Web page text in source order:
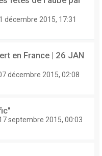
décembre 2015, 17:31
en France | 26 JAN
décembre 2015, 02:08
septembre 2015, 00:03